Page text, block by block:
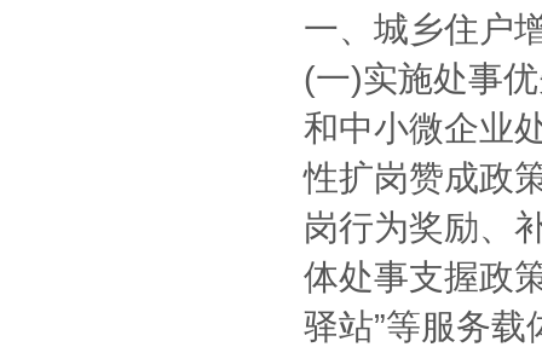
一、城乡住户
(一)实施处事
和中小微企业
性扩岗赞成政
岗行为奖励、
体处事支握政
驿站”等服务载